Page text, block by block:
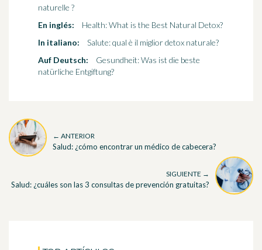
naturelle ?
En inglés:
Health: What is the Best Natural Detox?
In italiano:
Salute: qual è il miglior detox naturale?
Auf Deutsch:
Gesundheit: Was ist die beste
natürliche Entgiftung?
← ANTERIOR
Salud: ¿cómo encontrar un médico de cabecera?
SIGUIENTE →
Salud: ¿cuáles son las 3 consultas de prevención gratuitas?